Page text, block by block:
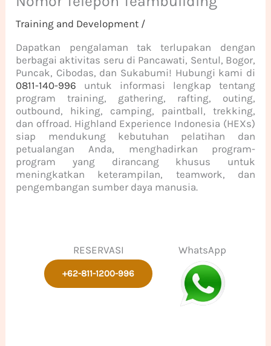
Training and Development /
Dapatkan pengalaman tak terlupakan dengan
berbagai aktivitas seru di Pancawati, Sentul, Bogor,
Puncak, Cibodas, dan Sukabumi! Hubungi kami di
0811-140-996 untuk informasi lengkap tentang
program training, gathering, rafting, outing,
outbound, hiking, camping, paintball, trekking,
dan offroad. Highland Experience Indonesia (HEXs)
siap mendukung kebutuhan pelatihan dan
petualangan Anda, menghadirkan program-
program yang dirancang khusus untuk
meningkatkan keterampilan, teamwork, dan
pengembangan sumber daya manusia.
RESERVASI
+62-811-1200-996
WhatsApp